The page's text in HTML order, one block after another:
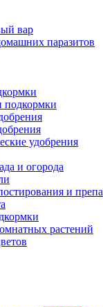
вар
паразитов
подкормки
удобрения
и огорода
и
растений